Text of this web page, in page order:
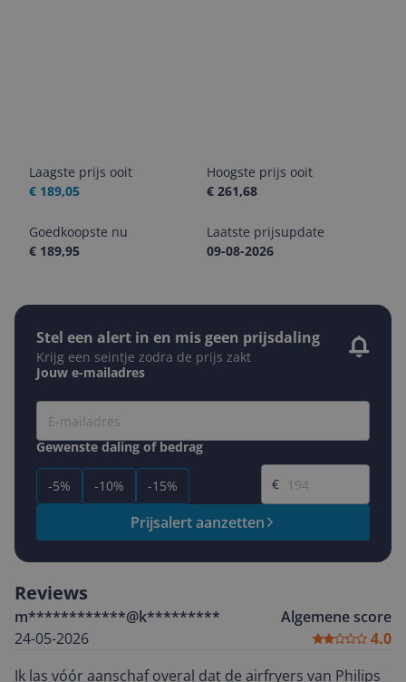
Laagste prijs ooit
€ 189,05
Hoogste prijs ooit
€ 261,68
Goedkoopste nu
€ 189,95
Laatste prijsupdate
09-08-2026
Stel een alert in en mis geen prijsdaling
Krijg een seintje zodra de prijs zakt
Jouw e-mailadres
Gewenste daling of bedrag
-5% -10% -15%
Gewenste prijs
€
Prijsalert aanzetten
Reviews
m************@k*********
24-05-2026
Algemene score
4.0
Ik las vóór aanschaf overal dat de airfryers van Philips